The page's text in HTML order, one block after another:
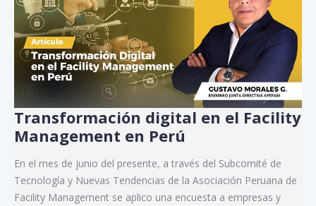
Transformación digital en el Facility
Management en Perú
En el mes de junio del presente, a través del Subcomité de
Tecnología y Nuevas Tendencias de la Asociación Peruana de
Facility Management se aplico una encuesta a empresas y